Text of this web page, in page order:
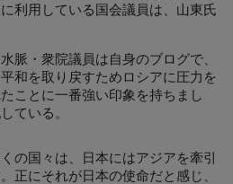
利用している国会議員は、山東氏
脈・衆院議員は自身のブログで、
和を取り戻すためロシアに圧力を
ことに一番強い印象を持ちまし
ている。
の国々は、日本にはアジアを牽引
正にそれが日本の使命だと感じ、